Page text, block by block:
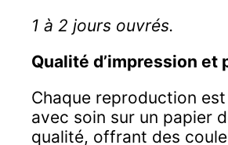
1 à 2 jours ouvrés.
Qualité d’impression et
Chaque reproduction
avec soin sur un papier
qualité, offrant des